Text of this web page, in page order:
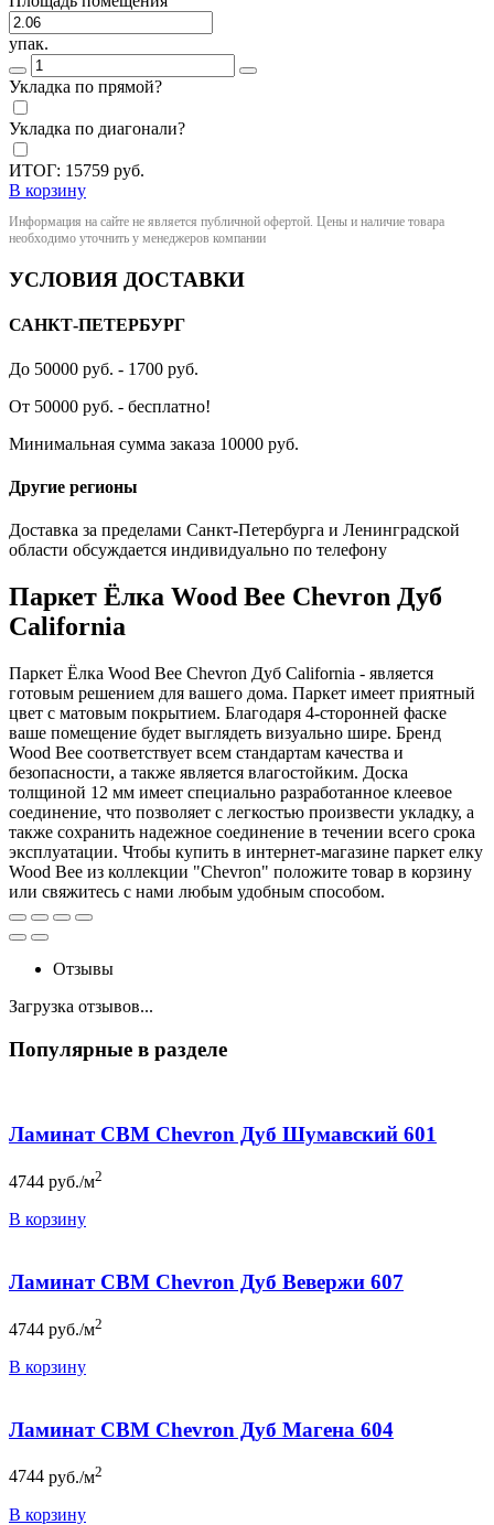
упак.
Укладка по прямой?
Укладка по диагонали?
ИТОГ: 15759 руб.
В корзину
Информация на сайте не является публичной офертой. Цены и наличие товара
необходимо уточнить у менеджеров компании
УСЛОВИЯ ДОСТАВКИ
САНКТ-ПЕТЕРБУРГ
До 50000 руб. - 1700 руб.
От 50000 руб. - бесплатно!
Минимальная сумма заказа 10000 руб.
Другие регионы
Доставка за пределами Санкт-Петербурга и Ленинградской
области обсуждается индивидуально по телефону
Паркет Ёлка Wood Bee Chevron Дуб
California
Паркет Ёлка Wood Bee Chevron Дуб California - является
готовым решением для вашего дома. Паркет имеет приятный
цвет с матовым покрытием. Благодаря 4-сторонней фаске
ваше помещение будет выглядеть визуально шире. Бренд
Wood Bee соответствует всем стандартам качества и
безопасности, а также является влагостойким. Доска
толщиной 12 мм имеет специально разработанное клеевое
соединение, что позволяет с легкостью произвести укладку, а
также сохранить надежное соединение в течении всего срока
эксплуатации. Чтобы купить в интернет-магазине паркет елку
Wood Bee из коллекции "Chevron" положите товар в корзину
или свяжитесь с нами любым удобным способом.
Отзывы
Загрузка отзывов...
Популярные в разделе
Ламинат CBM Chevron Дуб Шумавский 601
4744 руб./м2
В корзину
Ламинат CBM Chevron Дуб Вевержи 607
4744 руб./м2
В корзину
Ламинат CBM Chevron Дуб Магена 604
4744 руб./м2
В корзину